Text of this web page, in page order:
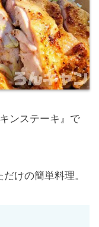
ンステーキ』で
けの簡単料理。